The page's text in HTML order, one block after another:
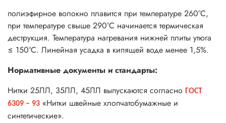
полиэфирное волокно плавится при температуре 260°С,
при температуре свыше 290°С начинается термическая
деструкция. Температура нагревания нижней плиты утюга
≤ 150°С. Линейная усадка в кипящей воде менее 1,5%.
Нормативные документы и стандарты:
Нитки 25ЛЛ, 35ЛЛ, 45ЛЛ выпускаются согласно ГОСТ
6309 – 93 «Нитки швейные хлопчатобумажные и
синтетические».